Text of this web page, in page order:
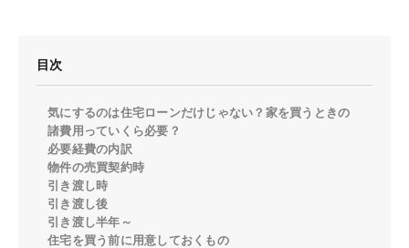
目次
気にするのは住宅ローンだけじゃない？家を買うときの
諸費用っていくら必要？
必要経費の内訳
物件の売買契約時
引き渡し時
引き渡し後
引き渡し半年～
住宅を買う前に用意しておくもの